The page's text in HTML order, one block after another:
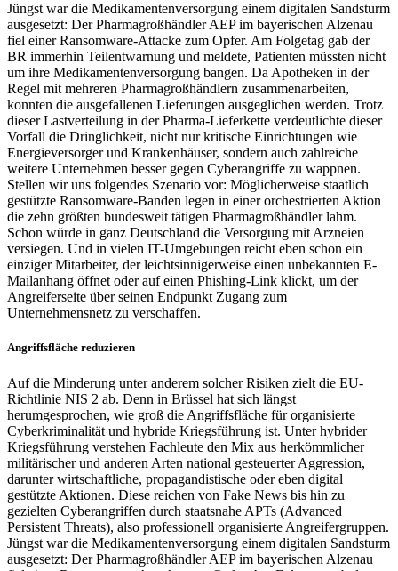
Jüngst war die Medikamentenversorgung einem digitalen Sandsturm
ausgesetzt: Der Pharmagroßhändler AEP im bayerischen Alzenau
fiel einer Ransomware-Attacke zum Opfer. Am Folgetag gab der
BR immerhin Teilentwarnung und meldete, Patienten müssten nicht
um ihre Medikamentenversorgung bangen. Da Apotheken in der
Regel mit mehreren Pharmagroßhändlern zusammenarbeiten,
konnten die ausgefallenen Lieferungen ausgeglichen werden. Trotz
dieser Lastverteilung in der Pharma-Lieferkette verdeutlichte dieser
Vorfall die Dringlichkeit, nicht nur kritische Einrichtungen wie
Energieversorger und Krankenhäuser, sondern auch zahlreiche
weitere Unternehmen besser gegen Cyberangriffe zu wappnen.
Stellen wir uns folgendes Szenario vor: Möglicherweise staatlich
gestützte Ransomware-Banden legen in einer orchestrierten Aktion
die zehn größten bundesweit tätigen Pharmagroßhändler lahm.
Schon würde in ganz Deutschland die Versorgung mit Arzneien
versiegen. Und in vielen IT-Umgebungen reicht eben schon ein
einziger Mitarbeiter, der leichtsinnigerweise einen unbekannten E-
Mailanhang öffnet oder auf einen Phishing-Link klickt, um der
Angreiferseite über seinen Endpunkt Zugang zum
Unternehmensnetz zu verschaffen.
Angriffsfläche reduzieren
Auf die Minderung unter anderem solcher Risiken zielt die EU-
Richtlinie NIS 2 ab. Denn in Brüssel hat sich längst
herumgesprochen, wie groß die Angriffsfläche für organisierte
Cyberkriminalität und hybride Kriegsführung ist. Unter hybrider
Kriegsführung verstehen Fachleute den Mix aus herkömmlicher
militärischer und anderen Arten national gesteuerter Aggression,
darunter wirtschaftliche, propagandistische oder eben digital
gestützte Aktionen. Diese reichen von Fake News bis hin zu
gezielten Cyberangriffen durch staatsnahe APTs (Advanced
Persistent Threats), also professionell organisierte Angreifergruppen.
Jüngst war die Medikamentenversorgung einem digitalen Sandsturm
ausgesetzt: Der Pharmagroßhändler AEP im bayerischen Alzenau